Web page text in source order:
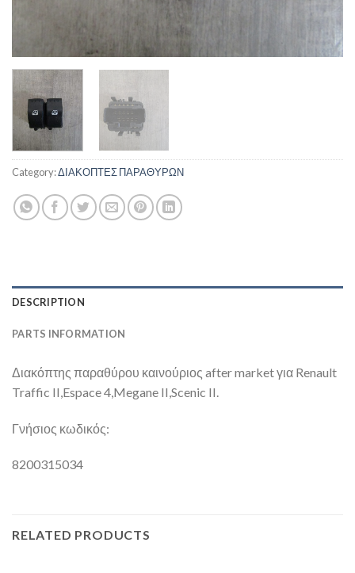
Category:ΔΙΑΚΟΠΤΕΣ ΠΑΡΑΘΥΡΩΝ
DESCRIPTION
PARTS INFORMATION
Διακόπτης παραθύρου καινούριος after market για Renault
Traffic II,Espace 4,Megane II,Scenic II.
Γνήσιος κωδικός:
8200315034
RELATED PRODUCTS